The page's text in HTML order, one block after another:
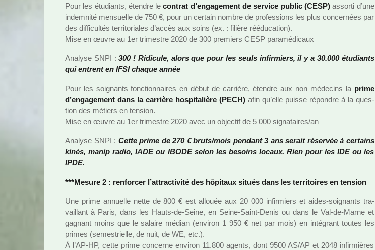
Pour les étudiants, étendre lecontrat d’enga­ge­ment de ser­vice public (CESP)assorti d’une
indem­nité men­suelle de 750 €, pour un cer­tain nombre de pro­fes­sions les plus concer­nées par
des dif­fi­cultés ter­ri­to­ria­les d’accès aux soins (ex. : filière réé­du­ca­tion).
Mise en œuvre au 1er tri­mes­tre 2020 de 300 pre­miers CESP para­mé­di­caux
Analyse SNPI :300 ! Ridicule, alors que pour les seuls infir­miers, il y a 30.000 étudiants
qui entrent en IFSI chaque année
Pour les soi­gnants fonc­tion­nai­res en début de car­rière, étendre aux non méde­cins la prime
d’enga­ge­ment dans la car­rière hos­pi­ta­lière (PECH)afin qu’elle puisse répon­dre à la ques­
tion des métiers en ten­sion.
Mise en œuvre au 1er tri­mes­tre 2020 avec un objec­tif de 5 000 signa­tai­res/an
Analyse SNPI : Cette prime de 270 € bruts/mois pen­dant 3 ans serait réser­vée à cer­tains
kinés, manip radio, IADE ou IBODE selon les besoins locaux. Rien pour les IDE ou les
IPDE.
***Mesure 2 : ren­for­cer l’attrac­ti­vité des hôpi­taux situés dans les ter­ri­toi­res en ten­sion
Une prime annuelle nette de 800 € est allouée aux 20 000 infir­miers et aides-soi­gnants tra­
vaillant à Paris, dans les Hauts-de-Seine, en Seine-Saint-Denis ou dans le Val-de-Marne et
gagnant moins que le salaire médian (envi­ron 1 950 € net par mois) en inté­grant toutes les
primes (semes­trielle, de nuit, de WE, etc.).
À l’AP-HP, cette prime concerne envi­­ron 11.800 agents, dont 9500 AS/AP et 2048 infir­­miè­­res